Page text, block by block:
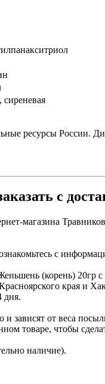
сиреневая
ресурсы России.
с
магазина
с
(корень) 20гр с
края и
дня.
зависят от веса
товаре, чтобы
наличие).